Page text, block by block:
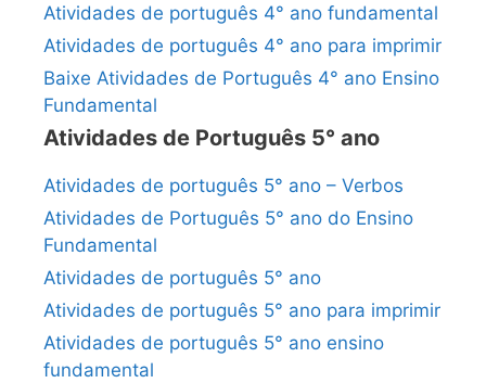
Atividades de português 4° ano fundamental
Atividades de português 4° ano para imprimir
Baixe Atividades de Português 4° ano Ensino
Fundamental
Atividades de Português 5° ano
Atividades de português 5° ano – Verbos
Atividades de Português 5° ano do Ensino
Fundamental
Atividades de português 5° ano
Atividades de português 5° ano para imprimir
Atividades de português 5° ano ensino
fundamental